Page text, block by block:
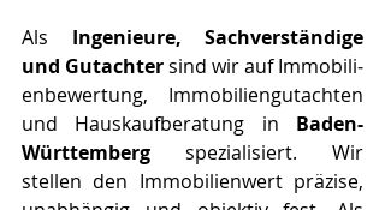
Als Ingenieure, Sachverständige
und Gutachter sind wir auf Im­mo­bi­li­
en­be­wer­tung, Immobiliengutachten
und Hauskaufberatung in Baden-
Württemberg spezialisiert. Wir
stellen den Immobilienwert präzise,